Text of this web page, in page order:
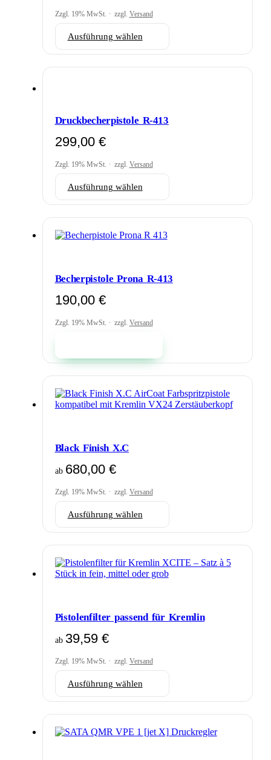
Zzgl. 19% MwSt. zzgl. Versand
Ausführung wählen
Produkt
weist
mehrere
können
werden
Druckbecherpistole R-413
299,00 €
Zzgl. 19% MwSt. zzgl. Versand
Ausführung wählen
Produkt
weist
mehrere
können
auf
Becherpistole Prona R-413
190,00 €
Zzgl. 19% MwSt. zzgl. Versand
Black Finish X.C
ab 680,00 €
Zzgl. 19% MwSt. zzgl. Versand
Ausführung wählen
Produkt
weist
mehrere
Varianten
auf.
Die
auf
der
Pistolenfilter passend für Kremlin
ab 39,59 €
Zzgl. 19% MwSt. zzgl. Versand
Ausführung wählen
Produkt
weist
mehrere
Varianten
auf.